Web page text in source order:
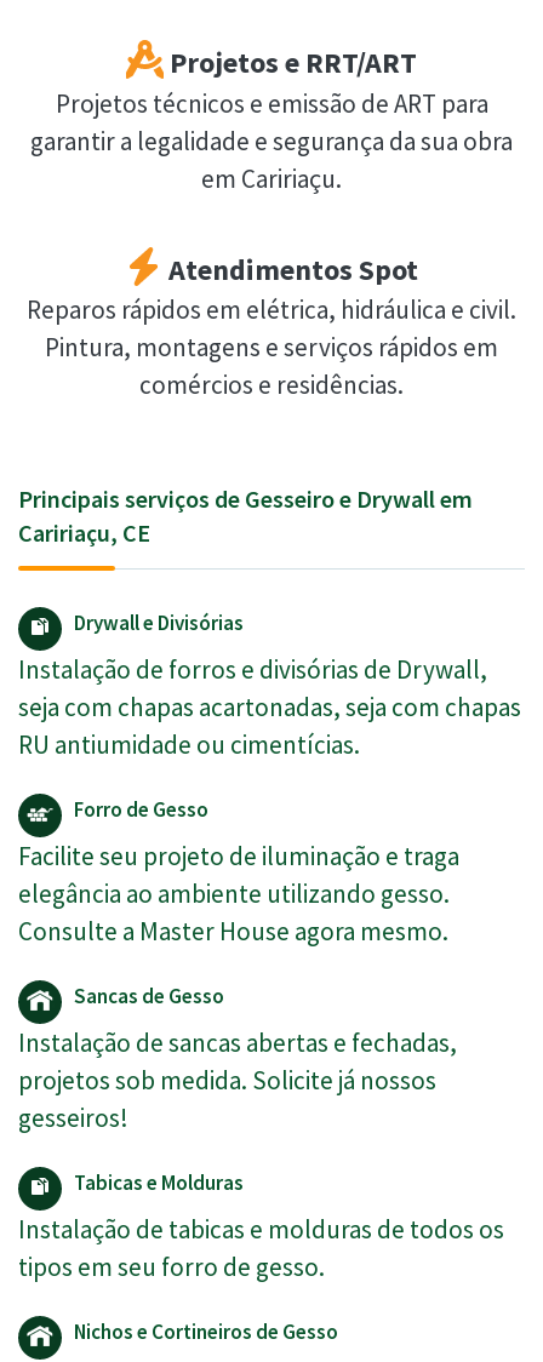
Projetos e RRT/ART
Projetos técnicos e emissão de ART para
garantir a legalidade e segurança da sua obra
em Caririaçu.
Atendimentos Spot
Reparos rápidos em elétrica, hidráulica e civil.
Pintura, montagens e serviços rápidos em
comércios e residências.
Principais serviços de Gesseiro e Drywall em
Caririaçu, CE
Drywall e Divisórias
Instalação de forros e divisórias de Drywall,
seja com chapas acartonadas, seja com chapas
RU antiumidade ou cimentícias.
Forro de Gesso
Facilite seu projeto de iluminação e traga
elegância ao ambiente utilizando gesso.
Consulte a Master House agora mesmo.
Sancas de Gesso
Instalação de sancas abertas e fechadas,
projetos sob medida. Solicite já nossos
gesseiros!
Tabicas e Molduras
Instalação de tabicas e molduras de todos os
tipos em seu forro de gesso.
Nichos e Cortineiros de Gesso